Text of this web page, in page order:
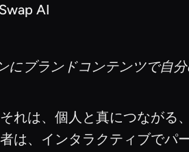
AI
ブランドコンテンツで自
れは、個人と真につながる
は、インタラクティブでパ